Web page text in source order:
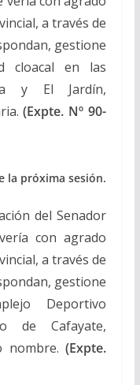
a través de
gestione
cloacal en las
y El Jardín,
(Expte. Nº 90-
la próxima sesión.
del Senador
con agrado
a través de
gestione
Deportivo
de Cafayate,
nombre.(Expte.